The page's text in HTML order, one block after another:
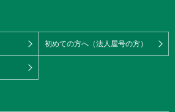
初めての方へ（法人屋号の方）